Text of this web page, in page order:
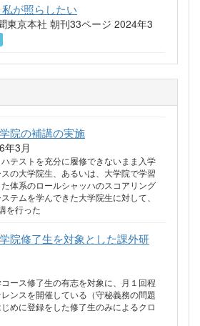
が照らしたい
東京本社 朝刊33ページ 2024年3
院の補講の実施
年3月
テストを充分に履修できないまま入学
の大学院生、あるいは、大学院で学習
体系のロールシャッハのスコアリング
テムを学んできた大学院生に対して、
を行った
院修了生を対象とした課外研
ース修了生の有志を対象に、月１回程
ンスを開催している（守秘義務の問題
めに登録をした修了生のみによるクロ